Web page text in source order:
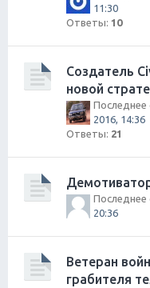
11:30
Ответы: 10
Создатель
новой
Последнее
2016, 14:36
Ответы: 21
Последнее
20:36
Ветеран
грабителя